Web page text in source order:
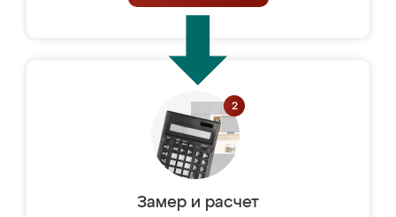
Замер и расчет